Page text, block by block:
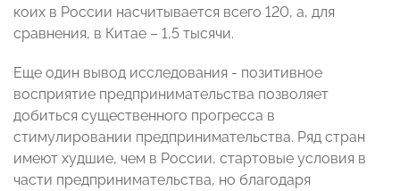
коих в России насчитывается всего 120, а, для
сравнения, в Китае – 1,5 тысячи.
Еще один вывод исследования - позитивное
восприятие предпринимательства позволяет
добиться существенного прогресса в
стимулировании предпринимательства. Ряд стран
имеют худшие, чем в России, стартовые условия в
части предпринимательства, но благодаря